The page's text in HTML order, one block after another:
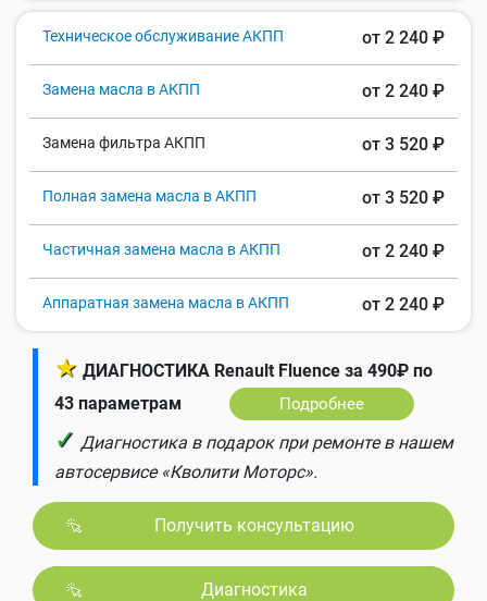
Техническое обслуживание АКПП от 2 240 ₽
Замена масла в АКПП от 2 240 ₽
Замена фильтра АКПП от 3 520 ₽
Полная замена масла в АКПП от 3 520 ₽
Частичная замена масла в АКПП от 2 240 ₽
Аппаратная замена масла в АКПП от 2 240 ₽
★ ДИАГНОСТИКА Renault Fluence за 490₽ по
43 параметрам
Подробнее
✓ Диагностика в подарок при ремонте в нашем
автосервисе «Кволити Моторс».
Получить консультацию
Диагностика